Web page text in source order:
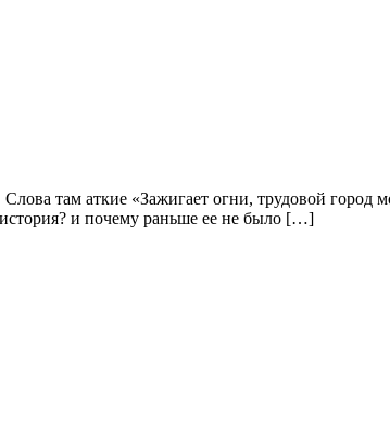
там аткие «Зажигает огни, трудовой город
история? и почему раньше ее не было […]